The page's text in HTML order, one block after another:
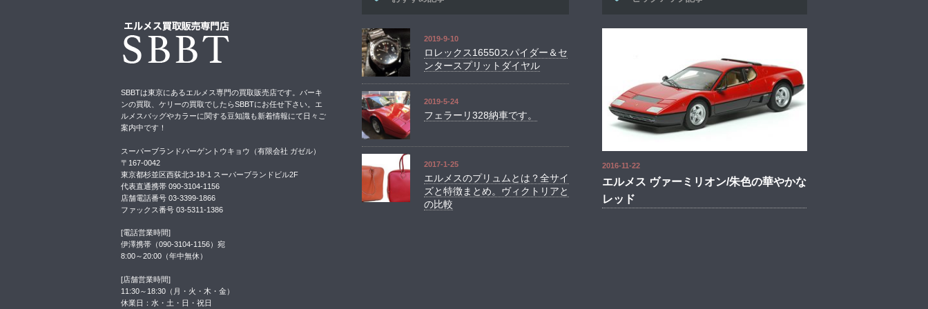
2019-9-10
ロレックス16550スパイダー＆セ
ンタースプリットダイヤル
2019-5-24
フェラーリ328納車です。
2017-1-25
エルメスのプリュムとは？全サイ
ズと特徴まとめ。ヴィクトリアと
の比較
2016-11-22
エルメス ヴァーミリオン/朱色の華やかな
レッド
SBBTは東京にあるエルメス専門の買取販売店です。バーキ
ンの買取、ケリーの買取でしたらSBBTにお任せ下さい。エ
ルメスバッグやカラーに関する豆知識も新着情報にて日々ご
案内中です！
スーパーブランドバーゲントウキョウ（有限会社 ガゼル）
〒167-0042
東京都杉並区西荻北3-18-1 スーパーブランドビル2F
代表直通携帯 090-3104-1156
店舗電話番号 03-3399-1866
ファックス番号 03-5311-1386
[電話営業時間]
伊澤携帯（090-3104-1156）宛
8:00～20:00（年中無休）
[店舗営業時間]
11:30～18:30（月・火・木・金）
休業日：水・土・日・祝日